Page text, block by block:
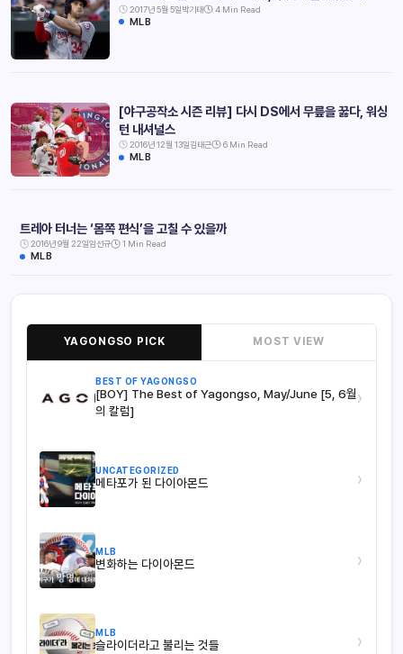
2017년 5월 5일박기태 4 Min Read
MLB
[야구공작소 시즌 리뷰] 다시 DS에서 무릎을 꿇다, 워싱
턴 내셔널스
2016년 12월 13일김태근 6 Min Read
MLB
트레아 터너는 ‘몸쪽 편식’을 고칠 수 있을까
2016년 9월 22일임선규 1 Min Read
MLB
YAGONGSO PICK MOST VIEW
BEST OF YAGONGSO
[BOY] The Best of Yagongso, May/June [5, 6월
의 칼럼]
›
UNCATEGORIZED
메타포가 된 다이아몬드 ›
MLB
변화하는 다이아몬드 ›
MLB
슬라이더라고 불리는 것들 ›